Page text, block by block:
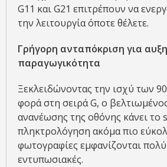
G11 και G21 επιτρέπουν να
την λειτουργία όποτε θέλετε.
Γρήγορη ανταπόκριση για
παραγωγικότητα
Ξεκλειδώνοντας την ισχύ των
φορά στη σειρά G, ο
ανανέωσης της οθόνης κάνει το
πληκτρολόγηση ακόμα πιο
φωτογραφίες εμφανίζονται
εντυπωσιακές.